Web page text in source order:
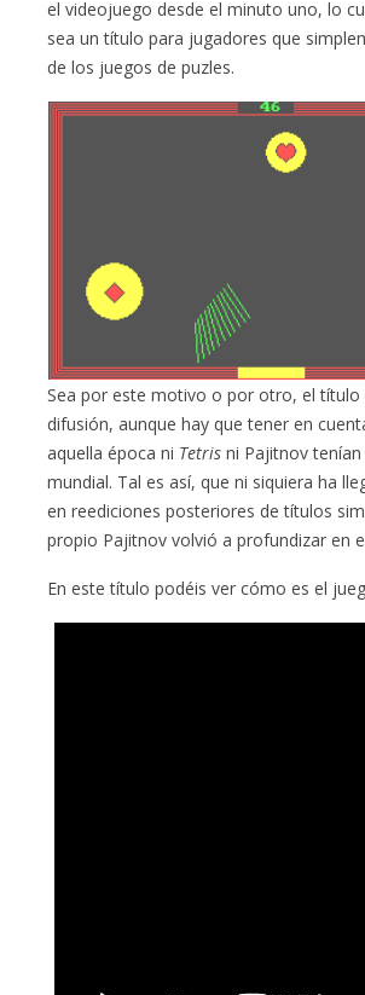
el videojuego desde el minuto uno, lo
sea un título para jugadores que
de los juegos de puzles.
Sea por este motivo o por otro, el título
difusión, aunque hay que tener en
aquella época ni Tetris ni Pajitnov tenían
mundial. Tal es así, que ni siquiera ha
en reediciones posteriores de títulos
propio Pajitnov volvió a profundizar en
En este título podéis ver cómo es el